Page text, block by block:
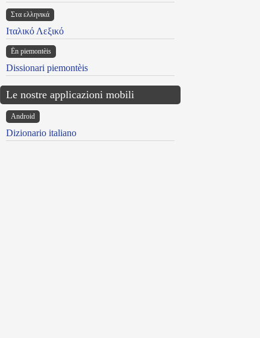
Στα ελληνικά
Ιταλικό Λεξικό
Ën piemontèis
Dissionari piemontèis
Le nostre applicazioni mobili
Android
Dizionario italiano